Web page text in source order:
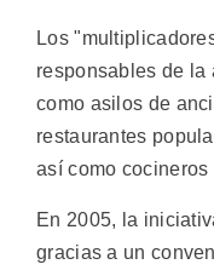
Los
responsables de la
como asilos de
restaurantes
así como cocineros
En 2005, la
gracias a un